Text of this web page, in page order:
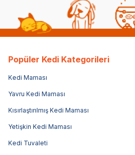
Popüler Kedi Kategorileri
Kedi Maması
Yavru Kedi Maması
Kısırlaştırılmış Kedi Maması
Yetişkin Kedi Maması
Kedi Tuvaleti